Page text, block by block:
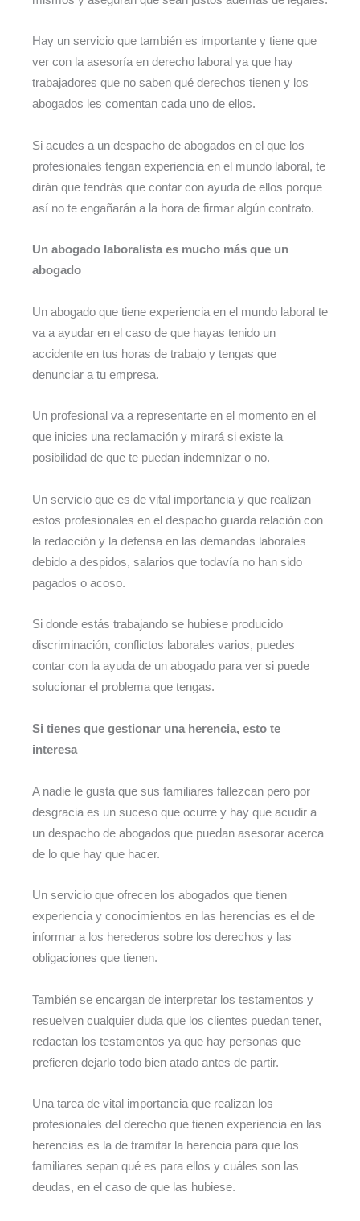
Hay un servicio que también es importante y tiene que
ver con la asesoría en derecho laboral ya que hay
trabajadores que no saben qué derechos tienen y los
abogados les comentan cada uno de ellos.
Si acudes a un despacho de abogados en el que los
profesionales tengan experiencia en el mundo laboral, te
dirán que tendrás que contar con ayuda de ellos porque
así no te engañarán a la hora de firmar algún contrato.
Un abogado laboralista es mucho más que un
abogado
Un abogado que tiene experiencia en el mundo laboral te
va a ayudar en el caso de que hayas tenido un
accidente en tus horas de trabajo y tengas que
denunciar a tu empresa.
Un profesional va a representarte en el momento en el
que inicies una reclamación y mirará si existe la
posibilidad de que te puedan indemnizar o no.
Un servicio que es de vital importancia y que realizan
estos profesionales en el despacho guarda relación con
la redacción y la defensa en las demandas laborales
debido a despidos, salarios que todavía no han sido
pagados o acoso.
Si donde estás trabajando se hubiese producido
discriminación, conflictos laborales varios, puedes
contar con la ayuda de un abogado para ver si puede
solucionar el problema que tengas.
Si tienes que gestionar una herencia, esto te
interesa
A nadie le gusta que sus familiares fallezcan pero por
desgracia es un suceso que ocurre y hay que acudir a
un despacho de abogados que puedan asesorar acerca
de lo que hay que hacer.
Un servicio que ofrecen los abogados que tienen
experiencia y conocimientos en las herencias es el de
informar a los herederos sobre los derechos y las
obligaciones que tienen.
También se encargan de interpretar los testamentos y
resuelven cualquier duda que los clientes puedan tener,
redactan los testamentos ya que hay personas que
prefieren dejarlo todo bien atado antes de partir.
Una tarea de vital importancia que realizan los
profesionales del derecho que tienen experiencia en las
herencias es la de tramitar la herencia para que los
familiares sepan qué es para ellos y cuáles son las
deudas, en el caso de que las hubiese.